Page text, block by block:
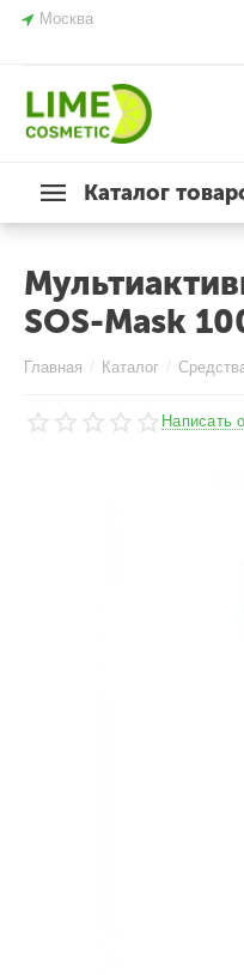
Москва
Каталог
SOS-Mask
Главная / Каталог /
Написать